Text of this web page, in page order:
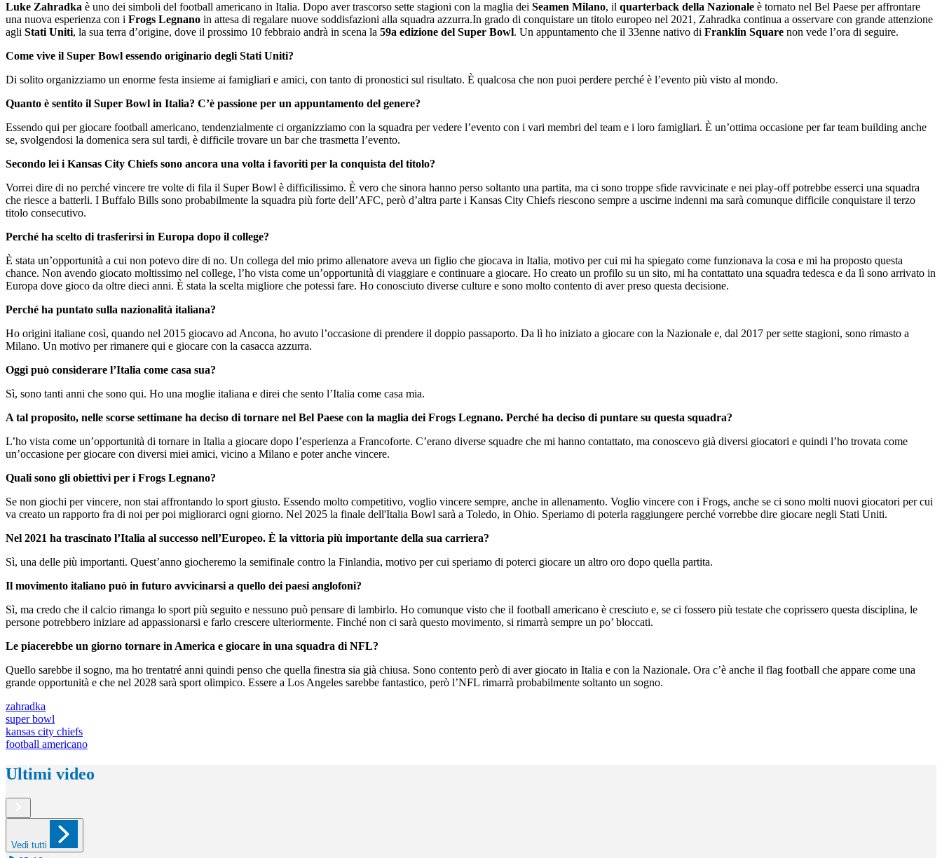
Luke Zahradka è uno dei simboli del football americano in Italia. Dopo aver trascorso sette stagioni con la maglia dei Seamen Milano, il quarterback della Nazionale è tornato nel Bel Paese per affrontare
una nuova esperienza con i Frogs Legnano in attesa di regalare nuove soddisfazioni alla squadra azzurra.In grado di conquistare un titolo europeo nel 2021, Zahradka continua a osservare con grande attenzione
agli Stati Uniti, la sua terra d’origine, dove il prossimo 10 febbraio andrà in scena la 59a edizione del Super Bowl. Un appuntamento che il 33enne nativo di Franklin Square non vede l’ora di seguire.
Come vive il Super Bowl essendo originario degli Stati Uniti?
Di solito organizziamo un enorme festa insieme ai famigliari e amici, con tanto di pronostici sul risultato. È qualcosa che non puoi perdere perché è l’evento più visto al mondo.
Quanto è sentito il Super Bowl in Italia? C’è passione per un appuntamento del genere?
Essendo qui per giocare football americano, tendenzialmente ci organizziamo con la squadra per vedere l’evento con i vari membri del team e i loro famigliari. È un’ottima occasione per far team building anche
se, svolgendosi la domenica sera sul tardi, è difficile trovare un bar che trasmetta l’evento.
Secondo lei i Kansas City Chiefs sono ancora una volta i favoriti per la conquista del titolo?
Vorrei dire di no perché vincere tre volte di fila il Super Bowl è difficilissimo. È vero che sinora hanno perso soltanto una partita, ma ci sono troppe sfide ravvicinate e nei play-off potrebbe esserci una squadra
che riesce a batterli. I Buffalo Bills sono probabilmente la squadra più forte dell’AFC, però d’altra parte i Kansas City Chiefs riescono sempre a uscirne indenni ma sarà comunque difficile conquistare il terzo
titolo consecutivo.
Perché ha scelto di trasferirsi in Europa dopo il college?
È stata un’opportunità a cui non potevo dire di no. Un collega del mio primo allenatore aveva un figlio che giocava in Italia, motivo per cui mi ha spiegato come funzionava la cosa e mi ha proposto questa
chance. Non avendo giocato moltissimo nel college, l’ho vista come un’opportunità di viaggiare e continuare a giocare. Ho creato un profilo su un sito, mi ha contattato una squadra tedesca e da lì sono arrivato in
Europa dove gioco da oltre dieci anni. È stata la scelta migliore che potessi fare. Ho conosciuto diverse culture e sono molto contento di aver preso questa decisione.
Perché ha puntato sulla nazionalità italiana?
Ho origini italiane così, quando nel 2015 giocavo ad Ancona, ho avuto l’occasione di prendere il doppio passaporto. Da lì ho iniziato a giocare con la Nazionale e, dal 2017 per sette stagioni, sono rimasto a
Milano. Un motivo per rimanere qui e giocare con la casacca azzurra.
Oggi può considerare l’Italia come casa sua?
Sì, sono tanti anni che sono qui. Ho una moglie italiana e direi che sento l’Italia come casa mia.
A tal proposito, nelle scorse settimane ha deciso di tornare nel Bel Paese con la maglia dei Frogs Legnano. Perché ha deciso di puntare su questa squadra?
L’ho vista come un’opportunità di tornare in Italia a giocare dopo l’esperienza a Francoforte. C’erano diverse squadre che mi hanno contattato, ma conoscevo già diversi giocatori e quindi l’ho trovata come
un’occasione per giocare con diversi miei amici, vicino a Milano e poter anche vincere.
Quali sono gli obiettivi per i Frogs Legnano?
Se non giochi per vincere, non stai affrontando lo sport giusto. Essendo molto competitivo, voglio vincere sempre, anche in allenamento. Voglio vincere con i Frogs, anche se ci sono molti nuovi giocatori per cui
va creato un rapporto fra di noi per poi migliorarci ogni giorno. Nel 2025 la finale dell'Italia Bowl sarà a Toledo, in Ohio. Speriamo di poterla raggiungere perché vorrebbe dire giocare negli Stati Uniti.
Nel 2021 ha trascinato l’Italia al successo nell’Europeo. È la vittoria più importante della sua carriera?
Sì, una delle più importanti. Quest’anno giocheremo la semifinale contro la Finlandia, motivo per cui speriamo di poterci giocare un altro oro dopo quella partita.
Il movimento italiano può in futuro avvicinarsi a quello dei paesi anglofoni?
Sì, ma credo che il calcio rimanga lo sport più seguito e nessuno può pensare di lambirlo. Ho comunque visto che il football americano è cresciuto e, se ci fossero più testate che coprissero questa disciplina, le
persone potrebbero iniziare ad appassionarsi e farlo crescere ulteriormente. Finché non ci sarà questo movimento, si rimarrà sempre un po’ bloccati.
Le piacerebbe un giorno tornare in America e giocare in una squadra di NFL?
Quello sarebbe il sogno, ma ho trentatré anni quindi penso che quella finestra sia già chiusa. Sono contento però di aver giocato in Italia e con la Nazionale. Ora c’è anche il flag football che appare come una
grande opportunità e che nel 2028 sarà sport olimpico. Essere a Los Angeles sarebbe fantastico, però l’NFL rimarrà probabilmente soltanto un sogno.
zahradka
super bowl
kansas city chiefs
football americano
Ultimi video
Vedi tutti